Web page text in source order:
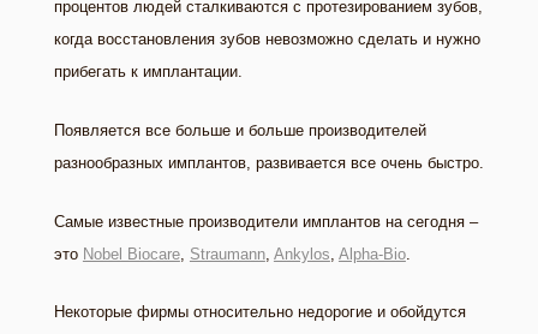
процентов людей сталкиваются с протезированием зубов,
когда восстановления зубов невозможно сделать и нужно
прибегать к имплантации.
Появляется все больше и больше производителей
разнообразных имплантов, развивается все очень быстро.
Самые известные производители имплантов на сегодня –
это Nobel Biocare, Straumann, Ankylos Alpha-Bio.
Некоторые фирмы относительно недорогие и обойдутся